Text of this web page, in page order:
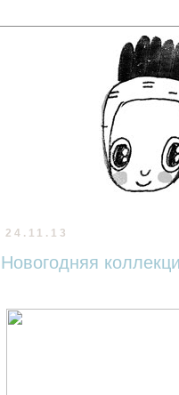
24.11.13
Новогодняя